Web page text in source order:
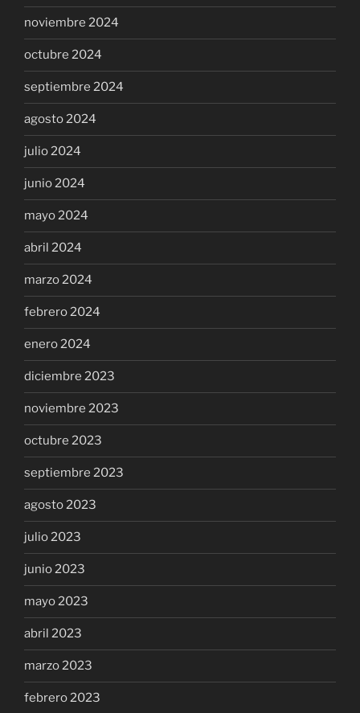
noviembre 2024
octubre 2024
septiembre 2024
agosto 2024
julio 2024
junio 2024
mayo 2024
abril 2024
marzo 2024
febrero 2024
enero 2024
diciembre 2023
noviembre 2023
octubre 2023
septiembre 2023
agosto 2023
julio 2023
junio 2023
mayo 2023
abril 2023
marzo 2023
febrero 2023